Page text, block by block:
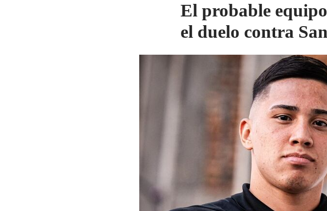
El probable
el duelo contra